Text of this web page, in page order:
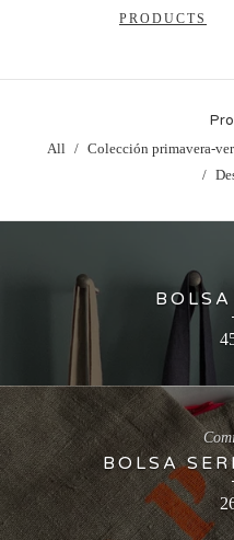
PRODUCTS
All Colección primavera-
BOLSA